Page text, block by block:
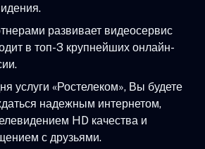
развивает видеосервис
в топ-3 крупнейших онлайн-
услуги «Ростелеком», Вы будете
надежным интернетом,
HD качества и
с друзьями.